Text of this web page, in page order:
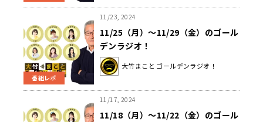
番組レポ
11/23, 2024
11/25（月）～11/29（金）のゴール
デンラジオ！
大竹まこと ゴールデンラジオ！
11/17, 2024
11/18（月）～11/22（金）のゴール